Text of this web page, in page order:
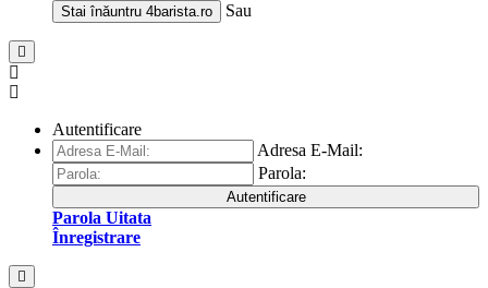
Stai înăuntru 4barista.ro Sau
Autentificare
Adresa E-Mail:
Parola:
Autentificare
Parola Uitata
Înregistrare